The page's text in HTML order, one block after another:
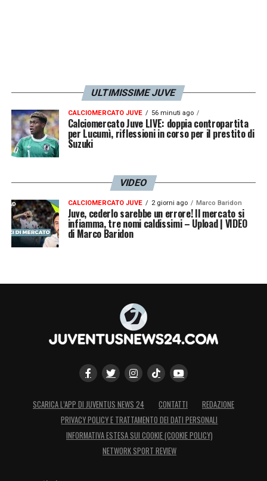
ULTIMISSIME JUVE
CALCIOMERCATO JUVE 56 minuti ago
Calciomercato Juve LIVE: doppia contropartita
per Lucumì, riflessioni in corso per il prestito di
Suzuki
VIDEO
CALCIOMERCATO JUVE 2 giorni ago Marco Baridon
Juve, cederlo sarebbe un errore! Il mercato si
infiamma, tre nomi caldissimi – Upload | VIDEO
di Marco Baridon
SCARICA L’APP DI JUVENTUS NEWS 24 CONTATTI
REDAZIONE
PRIVACY POLICY E TRATTAMENTO DEI DATI PERSONALI
INFORMATIVA ESTESA SUI COOKIE (COOKIE POLICY)
NETWORK SPORT REVIEW